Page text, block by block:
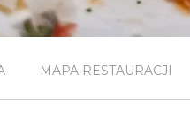
MAPA RESTAURACJI